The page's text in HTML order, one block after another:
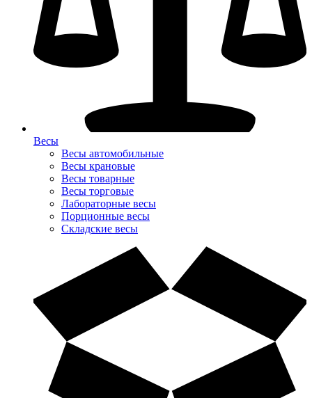
Весы
Весы автомобильные
Весы крановые
Весы товарные
Весы торговые
Лабораторные весы
Порционные весы
Складские весы